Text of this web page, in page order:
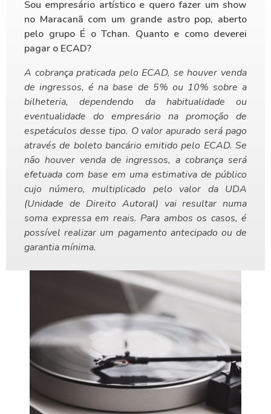
Sou empresário artístico e quero fazer um show
no Maracanã com um grande astro pop, aberto
pelo grupo É o Tchan. Quanto e como deverei
pagar o ECAD?
A cobrança praticada pelo ECAD, se houver venda
de ingressos, é na base de 5% ou 10% sobre a
bilheteria, dependendo da habitualidade ou
eventualidade do empresário na promoção de
espetáculos desse tipo. O valor apurado será pago
através de boleto bancário emitido pelo ECAD. Se
não houver venda de ingressos, a cobrança será
efetuada com base em uma estimativa de público
cujo número, multiplicado pelo valor da UDA
(Unidade de Direito Autoral) vai resultar numa
soma expressa em reais. Para ambos os casos, é
possível realizar um pagamento antecipado ou de
garantia mínima.